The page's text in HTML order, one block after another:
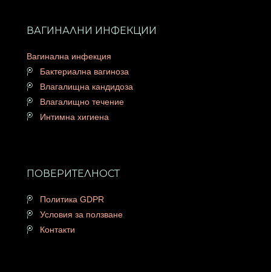
ВАГИНАЛНИ ИНФЕКЦИИ
Вагинална инфекция
Бактериална вагиноза
Влагалищна кандидоза
Влагалищно течение
Интимна хигиена
ПОВЕРИТЕЛНОСТ
Политика GDPR
Условия за ползване
Контакти